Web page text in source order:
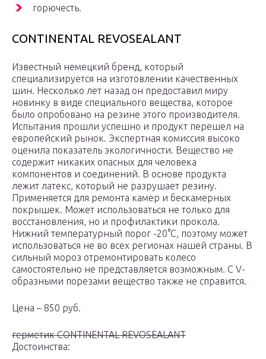
горючесть.
CONTINENTAL REVOSEALANT
Известный немецкий бренд, который
специализируется на изготовлении качественных
шин. Несколько лет назад он предоставил миру
новинку в виде специального вещества, которое
было опробовано на резине этого производителя.
Испытания прошли успешно и продукт перешел на
европейский рынок. Экспертная комиссия высоко
оценила показатель экологичности. Вещество не
содержит никаких опасных для человека
компонентов и соединений. В основе продукта
лежит латекс, который не разрушает резину.
Применяется для ремонта камер и бескамерных
покрышек. Может использоваться не только для
восстановления, но и профилактики прокола.
Нижний температурный порог -20°С, поэтому может
использоваться не во всех регионах нашей страны. В
сильный мороз отремонтировать колесо
самостоятельно не представляется возможным. С V-
образными порезами вещество также не справится.
Цена – 850 руб.
герметик CONTINENTAL REVOSEALANT
Достоинства: